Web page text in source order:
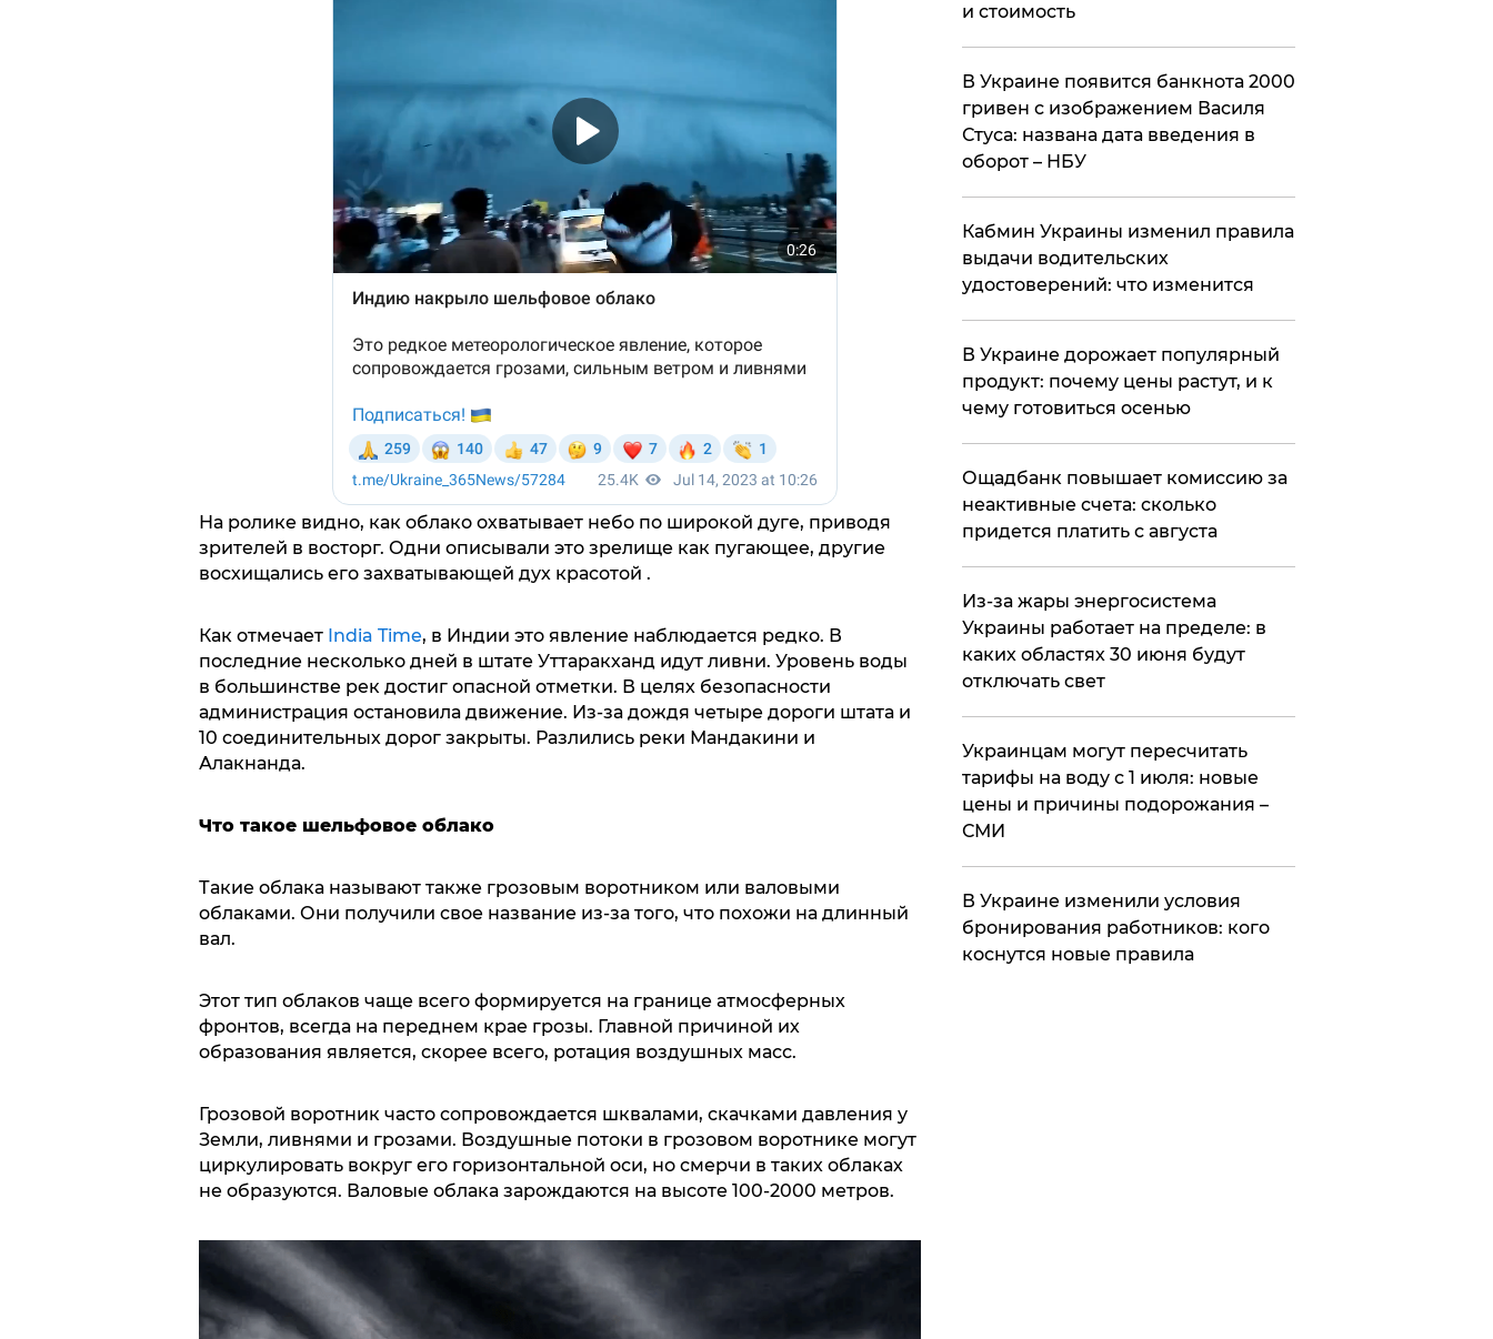
На ролике видно, как облако охватывает небо по широкой дуге, приводя
зрителей в восторг. Одни описывали это зрелище как пугающее, другие
восхищались его захватывающей дух красотой .
Как отмечает India Time, в Индии это явление наблюдается редко. В
последние несколько дней в штате Уттаракханд идут ливни. Уровень воды
в большинстве рек достиг опасной отметки. В целях безопасности
администрация остановила движение. Из-за дождя четыре дороги штата и
10 соединительных дорог закрыты. Разлились реки Мандакини и
Алакнанда.
Что такое шельфовое облако
Такие облака называют также грозовым воротником или валовыми
облаками. Они получили свое название из-за того, что похожи на длинный
вал.
Этот тип облаков чаще всего формируется на границе атмосферных
фронтов, всегда на переднем крае грозы. Главной причиной их
образования является, скорее всего, ротация воздушных масс.
Грозовой воротник часто сопровождается шквалами, скачками давления у
Земли, ливнями и грозами. Воздушные потоки в грозовом воротнике могут
циркулировать вокруг его горизонтальной оси, но смерчи в таких облаках
не образуются. Валовые облака зарождаются на высоте 100-2000 метров.
и стоимость
В Украине появится банкнота 2000
гривен с изображением Василя
Стуса: названа дата введения в
оборот – НБУ
Кабмин Украины изменил правила
выдачи водительских
удостоверений: что изменится
В Украине дорожает популярный
продукт: почему цены растут, и к
чему готовиться осенью
​Ощадбанк повышает комиссию за
неактивные счета: сколько
придется платить с августа
Из-за жары энергосистема
Украины работает на пределе: в
каких областях 30 июня будут
отключать свет
Украинцам могут пересчитать
тарифы на воду с 1 июля: новые
цены и причины подорожания –
СМИ
В Украине изменили условия
бронирования работников: кого
коснутся новые правила